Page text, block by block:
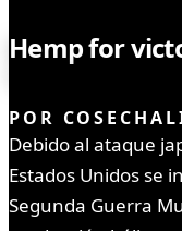
Hemp for
victoria
POR
Debido al ataque
Estados Unidos se
Segunda Guerra